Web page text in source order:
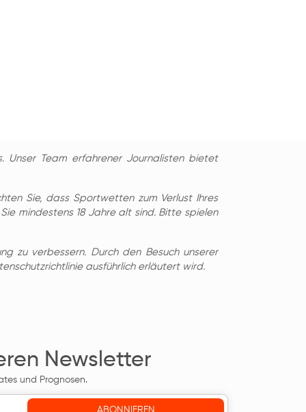
Unser Team erfahrener Journalisten bietet
Sie, dass Sportwetten zum Verlust Ihres
mindestens 18 Jahre alt sind. Bitte spielen
zu verbessern. Durch den Besuch unserer
ausführlich erläutert wird.
Newsletter
und Prognosen.